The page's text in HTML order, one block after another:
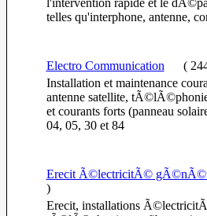
l'intervention rapide et le
telles qu'interphone, antenne,
Electro Communication(
Installation et maintenance
antenne satellite,
et courants forts (panneau
04, 05, 30 et 84
Erecit Ã©lectricitÃ©
)
Erecit, installations